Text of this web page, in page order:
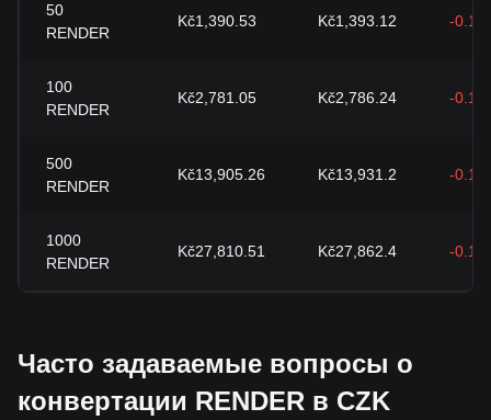
50
RENDER
Kč1,390.53 Kč1,393.12 -
100
RENDER
Kč2,781.05 Kč2,786.24 -
500
RENDER
Kč13,905.26 Kč13,931.2 -
1000
RENDER
Kč27,810.51 Kč27,862.4 -
Часто задаваемые вопросы о
конвертации RENDER в CZK